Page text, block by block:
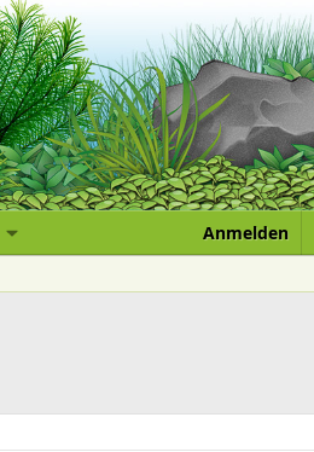
Anmelden